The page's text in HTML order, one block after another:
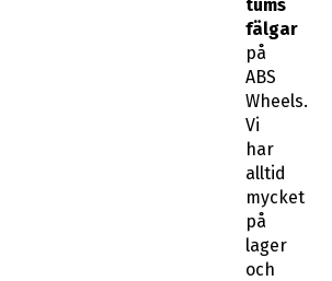
tums
fälgar
på
ABS
Wheels.
Vi
har
alltid
mycket
på
lager
och